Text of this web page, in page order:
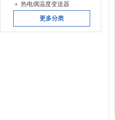
热电偶温度变送器
更多分类